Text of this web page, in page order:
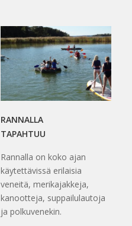
RANNALLA
TAPAHTUU
Rannalla on koko ajan
käytettävissä erilaisia
veneitä, merikajakkeja,
kanootteja, suppailulautoja
ja polkuvenekin.